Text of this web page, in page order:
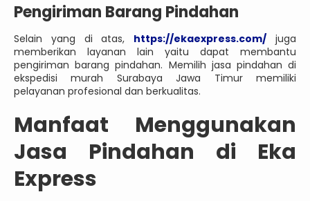
Pengiriman Barang Pindahan
Selain yang di atas, https://ekaexpress.com/ juga
memberikan layanan lain yaitu dapat membantu
pengiriman barang pindahan. Memilih jasa pindahan di
ekspedisi murah Surabaya Jawa Timur memiliki
pelayanan profesional dan berkualitas.
Manfaat Menggunakan
Jasa Pindahan di Eka
Express